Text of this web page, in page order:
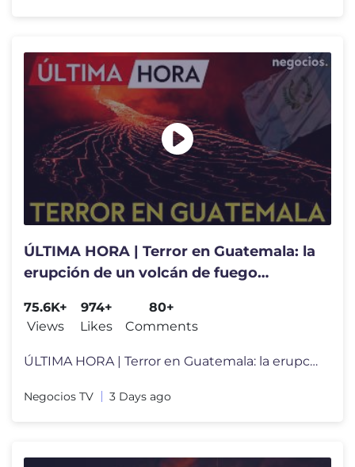
ÚLTIMA HORA | Terror en Guatemala: la
erupción de un volcán de fuego
75.6K+
Views
974+
Likes
80+
Comments
ÚLTIMA HORA | Terror en Guatemala: la erupción de un volcán de fueg
Negocios TV 3 Days ago